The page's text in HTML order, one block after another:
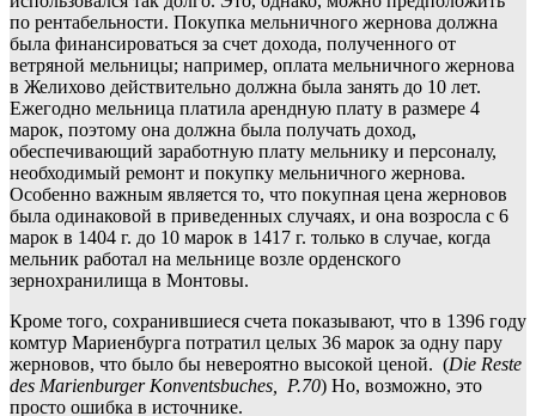
по рентабельности. Покупка мельничного жернова должна
была финансироваться за счет дохода, полученного от
ветряной мельницы; например, оплата мельничного жернова
в Желихово действительно должна была занять до 10 лет.
Ежегодно мельница платила арендную плату в размере 4
марок, поэтому она должна была получать доход,
обеспечивающий заработную плату мельнику и персоналу,
необходимый ремонт и покупку мельничного жернова.
Особенно важным является то, что покупная цена жерновов
была одинаковой в приведенных случаях, и она возросла с 6
марок в 1404 г. до 10 марок в 1417 г. только в случае, когда
мельник работал на мельнице возле орденского
зернохранилища в Монтовы.
Кроме того, сохранившиеся счета показывают, что в 1396 году
комтур Мариенбурга потратил целых 36 марок за одну пару
жерновов, что было бы невероятно высокой ценой. (Die Reste
des Marienburger Konventsbuches, P.70) Но, возможно, это
просто ошибка в источнике.